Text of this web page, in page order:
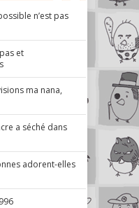
n’est pas
et
ma nana,
a séché dans
adorent-elles